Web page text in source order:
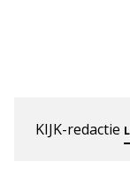
KIJK-redactie